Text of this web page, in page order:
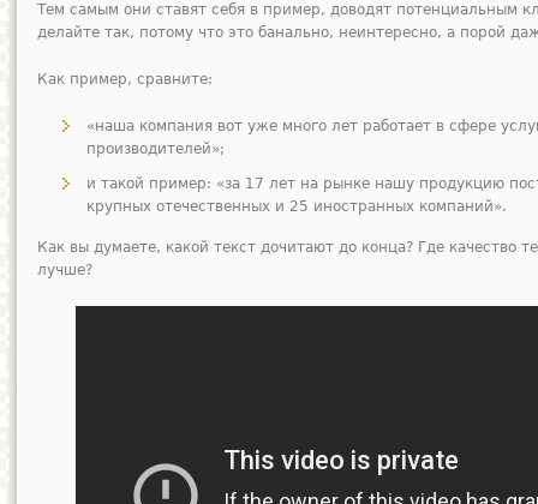
Тем самым они ставят себя в пример, доводят потенциальным
делайте так, потому что это банально, неинтересно, а порой
Как пример, сравните:
«наша компания вот уже много лет работает в сфере
производителей»;
и такой пример: «за 17 лет на рынке нашу продукцию
крупных отечественных и 25 иностранных компаний».
Как вы думаете, какой текст дочитают до конца? Где качество
лучше?